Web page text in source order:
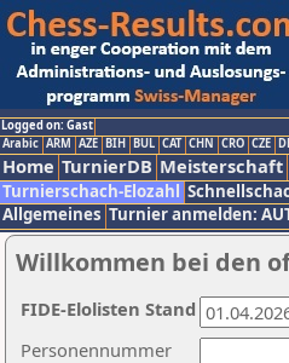
Logged on: Gast
Arabic ARM AZE BIH BUL CAT CHN CRO CZE
Home TurnierDB Meisterschaft
Turnierschach-Elozahl
Allgemeines Turnier anmelden:
Willkommen bei den
Personennummer
FIDE-Elolisten Stand